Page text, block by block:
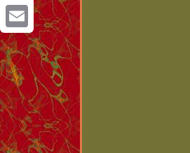
Pinterest
Email